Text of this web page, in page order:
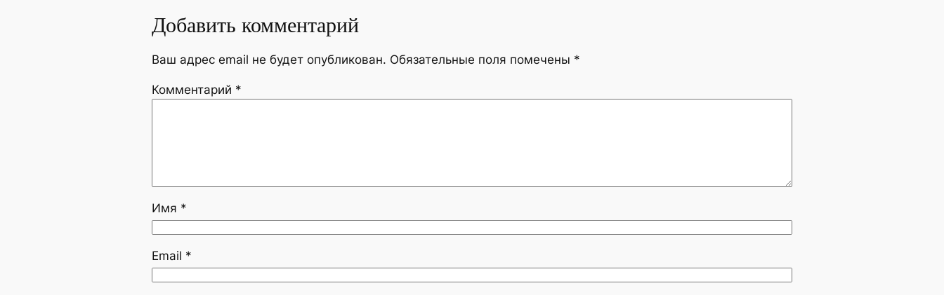
Добавить комментарий
Ваш адрес email не будет опубликован. Обязательные поля помечены *
Комментарий *
Имя *
Email *